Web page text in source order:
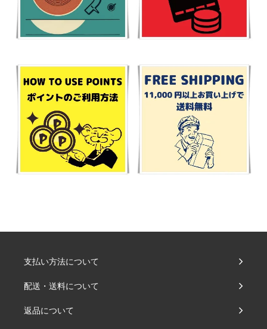
支払い方法について
配送・送料について
返品について